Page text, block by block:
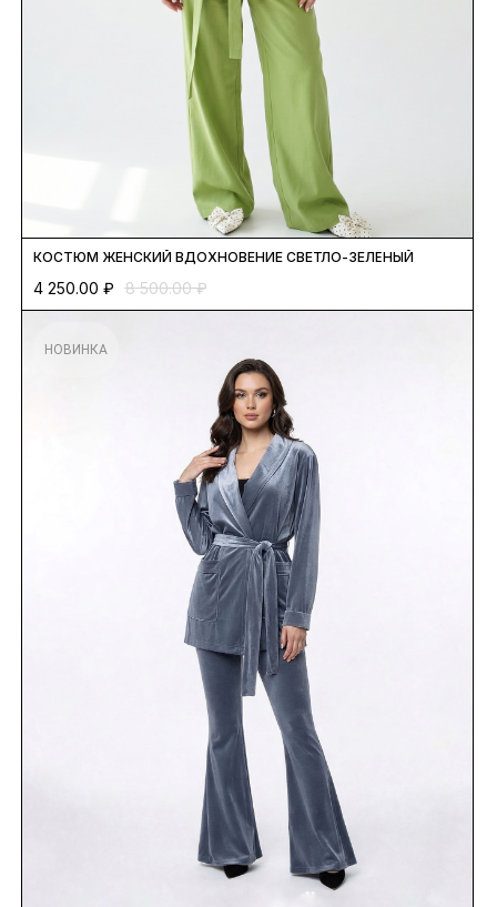
КОСТЮМ ЖЕНСКИЙ ВДОХНОВЕНИЕ СВЕТЛО-ЗЕЛЁНЫЙ
4 250.00 ₽ 8 500.00 ₽
НОВИНКА